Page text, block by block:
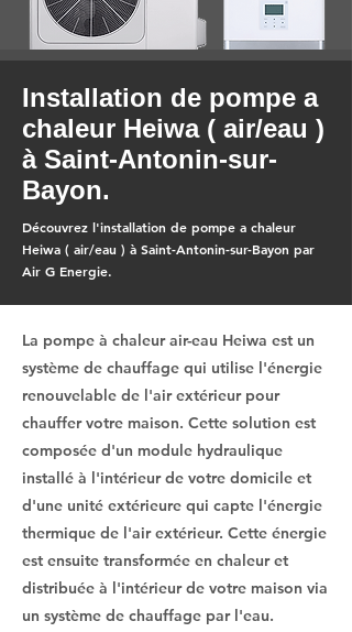
Installation de pompe a
chaleur Heiwa ( air/eau )
à Saint-Antonin-sur-
Bayon.
Découvrez l'installation de pompe a chaleur
Heiwa ( air/eau ) à Saint-Antonin-sur-Bayon par
Air G Energie.
La pompe à chaleur air-eau Heiwa est un
système de chauffage qui utilise l'énergie
renouvelable de l'air extérieur pour
chauffer votre maison. Cette solution est
composée d'un module hydraulique
installé à l'intérieur de votre domicile et
d'une unité extérieure qui capte l'énergie
thermique de l'air extérieur. Cette énergie
est ensuite transformée en chaleur et
distribuée à l'intérieur de votre maison via
un système de chauffage par l'eau.